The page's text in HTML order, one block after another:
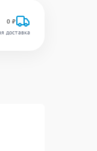
0 ₽
доставка